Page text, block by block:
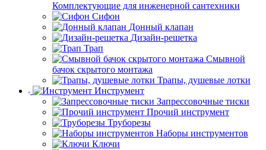
Комплектующие для инженерной сантехники
Сифон
Донный клапан
Дизайн-решетка
Трап
Смывной
бачок скрытого монтажа
Трапы, душевые лотки
Инструмент
Запрессовочные тиски
Прочий инструмент
Труборезы
Наборы инструментов
Ключи